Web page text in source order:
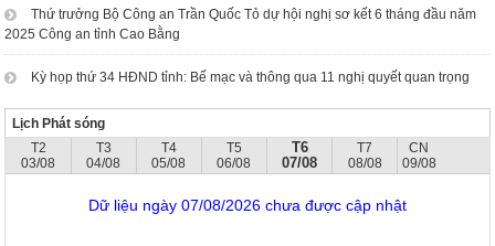
Thứ trưởng Bộ Công an Trần Quốc Tỏ dự hội nghị sơ kết 6 tháng đầu năm
2025 Công an tỉnh Cao Bằng
Kỳ họp thứ 34 HĐND tỉnh: Bế mạc và thông qua 11 nghị quyết quan trọng
Lịch Phát sóng
T2
03/08
T3
04/08
T4
05/08
T5
06/08
T6
07/08
T7
08/08
CN
09/08
Dữ liệu ngày 07/08/2026 chưa được cập nhật